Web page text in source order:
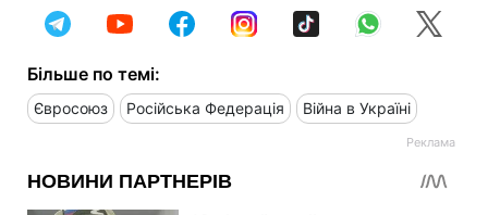
Більше по темі:
Євросоюз Російська Федерація Війна в Україні